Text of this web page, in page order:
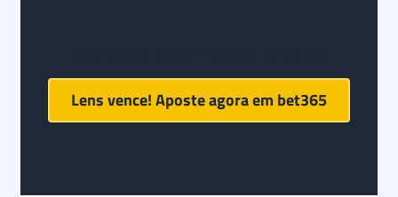
Lens vence! Aposte agora em bet365